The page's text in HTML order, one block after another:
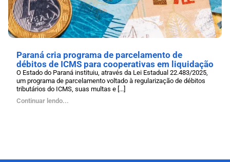
Paraná cria programa de parcelamento de
débitos de ICMS para cooperativas em liquidação
O Estado do Paraná instituiu, através da Lei Estadual 22.483/2025,
um programa de parcelamento voltado à regularização de débitos
tributários do ICMS, suas multas e [...]
Continuar lendo...